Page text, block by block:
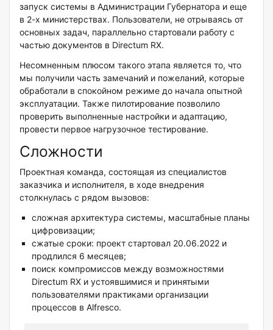
запуск системы в Администрации Губернатора и еще
в 2-х министерствах. Пользователи, не отрываясь от
основных задач, параллельно стартовали работу с
частью документов в Directum RX.
Несомненным плюсом такого этапа является то, что
мы получили часть замечаний и пожеланий, которые
обработали в спокойном режиме до начала опытной
эксплуатации. Также пилотирование позволило
проверить выполненные настройки и адаптацию,
провести первое нагрузочное тестирование.
Сложности
Проектная команда, состоящая из специалистов
заказчика и исполнителя, в ходе внедрения
столкнулась с рядом вызовов:
сложная архитектура системы, масштабные планы
цифровизации;
сжатые сроки: проект стартовал 20.06.2022 и
продлился 6 месяцев;
поиск компромиссов между возможностями
Directum RX и устоявшимися и принятыми
пользователями практиками организации
процессов в Alfresco.